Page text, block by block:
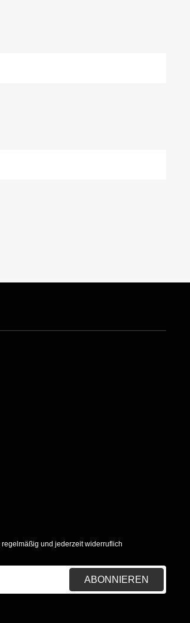
regelmäßig und jederzeit widerruflich
ABONNIEREN